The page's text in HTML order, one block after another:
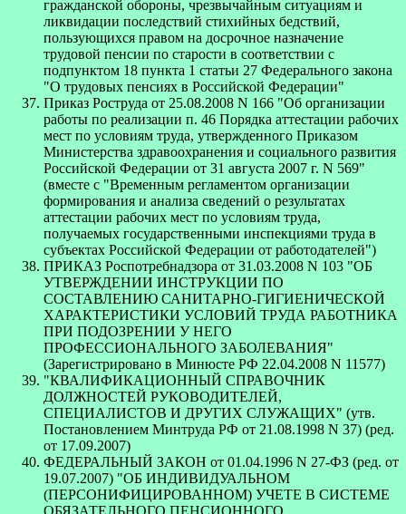
гражданской обороны, чрезвычайным ситуациям и
ликвидации последствий стихийных бедствий,
пользующихся правом на досрочное назначение
трудовой пенсии по старости в соответствии с
подпунктом 18 пункта 1 статьи 27 Федерального закона
"О трудовых пенсиях в Российской Федерации"
Приказ Роструда от 25.08.2008 N 166 "Об организации
работы по реализации п. 46 Порядка аттестации рабочих
мест по условиям труда, утвержденного Приказом
Министерства здравоохранения и социального развития
Российской Федерации от 31 августа 2007 г. N 569"
(вместе с "Временным регламентом организации
формирования и анализа сведений о результатах
аттестации рабочих мест по условиям труда,
получаемых государственными инспекциями труда в
субъектах Российской Федерации от работодателей")
ПРИКАЗ Роспотребнадзора от 31.03.2008 N 103 "ОБ
УТВЕРЖДЕНИИ ИНСТРУКЦИИ ПО
СОСТАВЛЕНИЮ САНИТАРНО-ГИГИЕНИЧЕСКОЙ
ХАРАКТЕРИСТИКИ УСЛОВИЙ ТРУДА РАБОТНИКА
ПРИ ПОДОЗРЕНИИ У НЕГО
ПРОФЕССИОНАЛЬНОГО ЗАБОЛЕВАНИЯ"
(Зарегистрировано в Минюсте РФ 22.04.2008 N 11577)
"КВАЛИФИКАЦИОННЫЙ СПРАВОЧНИК
ДОЛЖНОСТЕЙ РУКОВОДИТЕЛЕЙ,
СПЕЦИАЛИСТОВ И ДРУГИХ СЛУЖАЩИХ" (утв.
Постановлением Минтруда РФ от 21.08.1998 N 37) (ред.
от 17.09.2007)
ФЕДЕРАЛЬНЫЙ ЗАКОН от 01.04.1996 N 27-ФЗ (ред. от
19.07.2007) "ОБ ИНДИВИДУАЛЬНОМ
(ПЕРСОНИФИЦИРОВАННОМ) УЧЕТЕ В СИСТЕМЕ
ОБЯЗАТЕЛЬНОГО ПЕНСИОННОГО